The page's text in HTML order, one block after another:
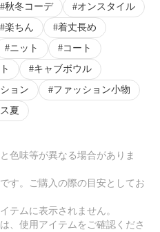
秋冬コーデ
オンスタイル
楽ちん
着丈長め
ニット
コート
キャブボウル
ョン
ファッション小物
夏
色味等が異なる場合がありま
す。ご購入の際の目安としてお
テムに表示されません。
、使用アイテムをご確認くださ